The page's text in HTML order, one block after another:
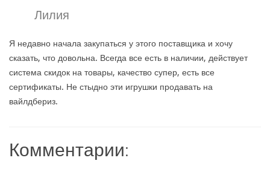
Лилия
Я недавно начала закупаться у этого поставщика и хочу
сказать, что довольна. Всегда все есть в наличии, действует
система скидок на товары, качество супер, есть все
сертификаты. Не стыдно эти игрушки продавать на
вайлдбериз.
Комментарии: